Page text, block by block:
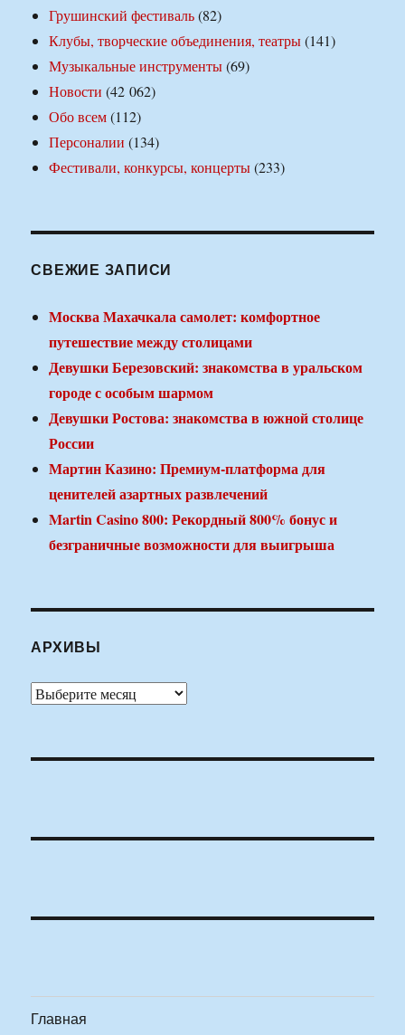
Грушинский фестиваль(82)
Клубы, творческие объединения, театры(141)
Музыкальные инструменты(69)
Новости (42 062)
Обо всем(112)
Персоналии (134)
Фестивали, конкурсы, концерты(233)
СВЕЖИЕ ЗАПИСИ
Москва Махачкала самолет: комфортное
путешествие между столицами
Девушки Березовский: знакомства в уральском
городе с особым шармом
Девушки Ростова: знакомства в южной столице
России
Мартин Казино: Премиум-платформа для
ценителей азартных развлечений
Martin Casino 800: Рекордный 800% бонус и
безграничные возможности для выигрыша
АРХИВЫ
Архивы
Главная